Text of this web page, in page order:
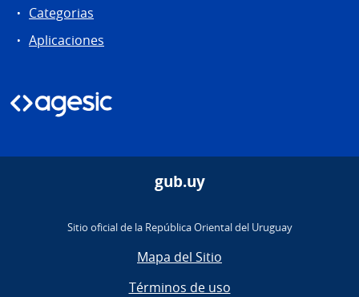
Categorias
Aplicaciones
gub.uy
Sitio oficial de la República Oriental del Uruguay
Mapa del Sitio
Términos de uso